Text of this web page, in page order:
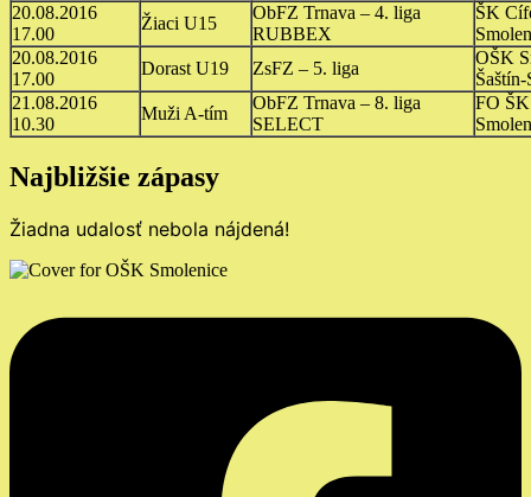
20.08.2016
17.00
Žiaci U15
ObFZ Trnava – 4. liga
RUBBEX
ŠK
20.08.2016
17.00
Dorast U19 ZsFZ – 5. liga
OŠK
Šaštín-
21.08.2016
10.30
Muži A-tím
ObFZ Trnava – 8. liga
SELECT
FO
Najbližšie zápasy
Žiadna udalosť nebola nájdená!